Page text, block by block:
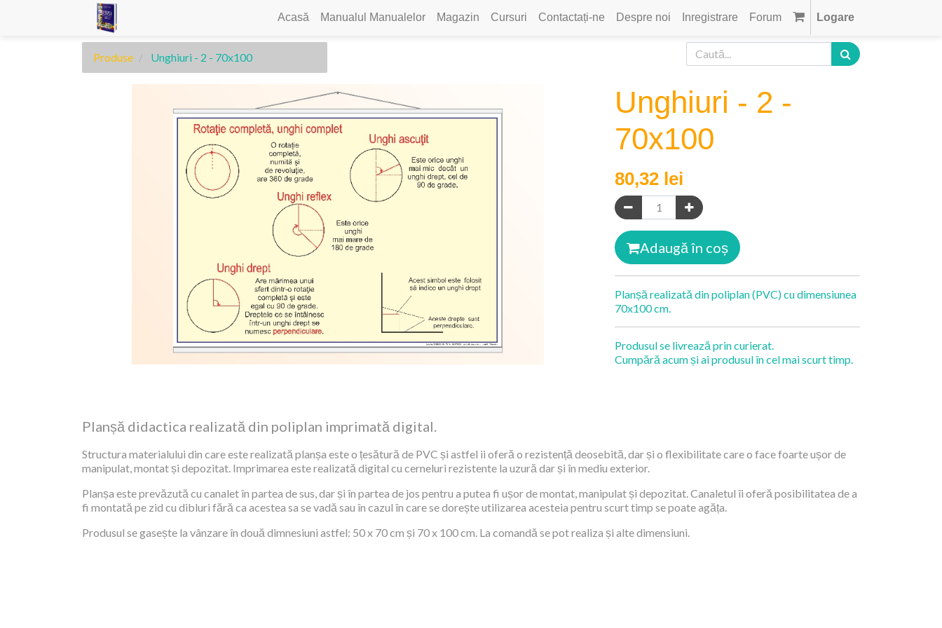
Acasă Manualul Manualelor Magazin Cursuri Contactați-ne Despre noi Inregistrare Forum Logare
Produse Unghiuri - 2 - 70x100
Unghiuri - 2 -
70x100
80,32 lei
Adaugă în coș
Planșă realizată din poliplan (PVC) cu dimensiunea
70x100 cm.
Produsul se livrează prin curierat.
Cumpără acum și ai produsul în cel mai scurt timp.
Planșă didactica realizată din poliplan imprimată digital.
Structura materialului din care este realizată planșa este o țesătură de PVC și astfel ii oferă o rezistență deosebită, dar și o flexibilitate care o face foarte ușor de
manipulat, montat și depozitat. Imprimarea este realizată digital cu cerneluri rezistente la uzură dar și în mediu exterior.
Planșa este prevăzută cu canalet în partea de sus, dar și în partea de jos pentru a putea fi ușor de montat, manipulat și depozitat. Canaletul îi oferă posibilitatea de a
fi montată pe zid cu dibluri fără ca acestea sa se vadă sau în cazul în care se dorește utilizarea acesteia pentru scurt timp se poate agăța.
Produsul se gasește la vânzare în două dimnesiuni astfel: 50 x 70 cm și 70 x 100 cm. La comandă se pot realiza și alte dimensiuni.